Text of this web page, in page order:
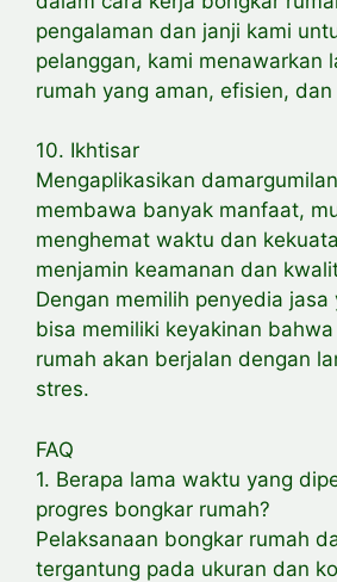
pengalaman dan janji kami
pelanggan, kami menawarkan
rumah yang aman, efisien,
10. Ikhtisar
Mengaplikasikan
membawa banyak manfaat,
menghemat waktu dan
menjamin keamanan dan
Dengan memilih penyedia
bisa memiliki keyakinan
rumah akan berjalan dengan
stres.
FAQ
1. Berapa lama waktu yang
progres bongkar rumah?
Pelaksanaan bongkar rumah
tergantung pada ukuran dan